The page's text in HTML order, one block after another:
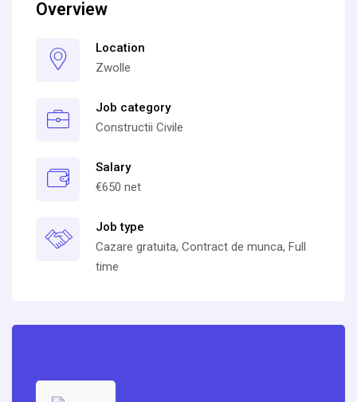
Overview
Location
Zwolle
Job category
Constructii Civile
Salary
€650 net
Job type
Cazare gratuita, Contract de munca, Full
time